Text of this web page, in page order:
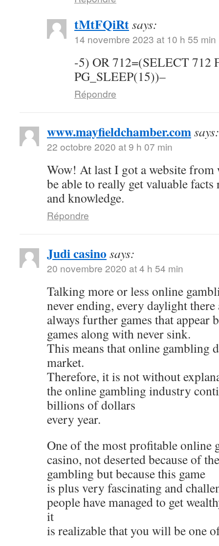
tMtFQiRtsays:
14 novembre 2023 at 10 h 55 min
-5) OR 712=(SELECT 712
PG_SLEEP(15))–
Répondre
www.mayfieldchamber.comsays:
22 octobre 2020 at 9 h 07 min
Wow! At last I got a website from
be able to really get valuable
and knowledge.
Répondre
Judi casino says:
20 novembre 2020 at 4 h 54 min
Talking more or less online
never ending, every daylight there
always further games that appear
games along with never sink.
This means that online gambling
market.
Therefore, it is not without
the online gambling industry
billions of dollars
every year.
One of the most profitable online
casino, not deserted because of
gambling but because this game
is plus very fascinating and
people have managed to get
it
is realizable that you will be one